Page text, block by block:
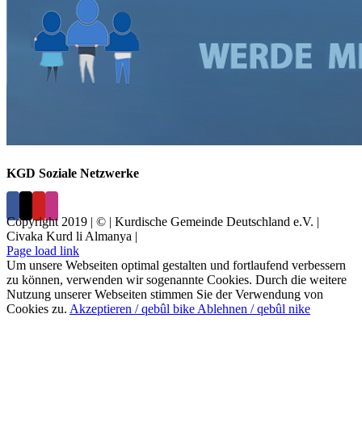
KGD Soziale Netzwerke
Copyright 2019 | © | Kurdische Gemeinde Deutschland e.V. |
Civaka Kurd li Almanya |
Page load link
Um unsere Webseiten optimal gestalten und fortlaufend verbessern
zu können, verwenden wir sogenannte Cookies. Durch die weitere
Nutzung unserer Webseiten stimmen Sie der Verwendung von
Cookies zu. Akzeptieren / qebûl bike Ablehnen / qebûl nike